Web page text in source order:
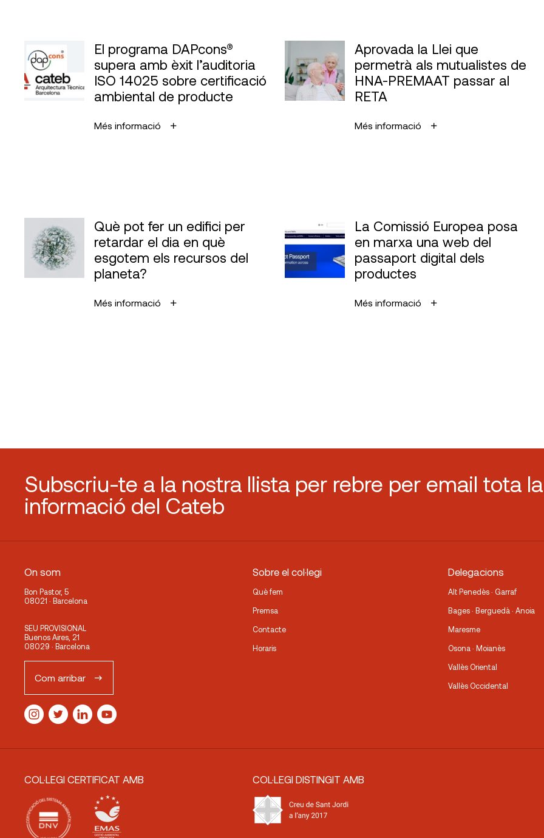
El programa DAPcons®
supera amb èxit l’auditoria
ISO 14025 sobre certificació
ambiental de producte
Més informació
Aprovada la Llei que
permetrà als mutualistes de
HNA-PREMAAT passar al
RETA
Més informació
Què pot fer un edifici per
retardar el dia en què
esgotem els recursos del
planeta?
Més informació
La Comissió Europea posa
en marxa una web del
passaport digital dels
productes
Més informació
Subscriu-te a la nostra llista per rebre per email tota la
informació del Cateb
On som
Bon Pastor, 5
08021 · Barcelona
SEU PROVISIONAL
Buenos Aires, 21
08029 · Barcelona
Com arribar
Sobre el col·legi
Què fem
Premsa
Contacte
Horaris
Delegacions
Alt Penedès · Garraf
Bages · Berguedà · Anoia
Maresme
Osona · Moianès
Vallès Oriental
Vallès Occidental
COL·LEGI CERTIFICAT AMB COL·LEGI DISTINGIT AMB